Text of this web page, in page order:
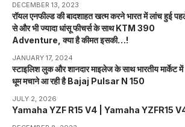
DECEMBER 13, 2023
रॉयल एनफील्ड की बादशाहत खत्म करने भारत में लांच हुई
से और भी ज्यादा धांसू फीचर्स के साथ KTM 390
Adventure, क्या है कीमत इसकी…!
JANUARY 17, 2024
स्टाइलिश लुक और शानदार माइलेज के साथ भारतीय मार्केट में
धूम मचाने आ रही है Bajaj Pulsar N 150
JULY 2, 2026
Yamaha YZF R15 V4 | Yamaha YZFR15